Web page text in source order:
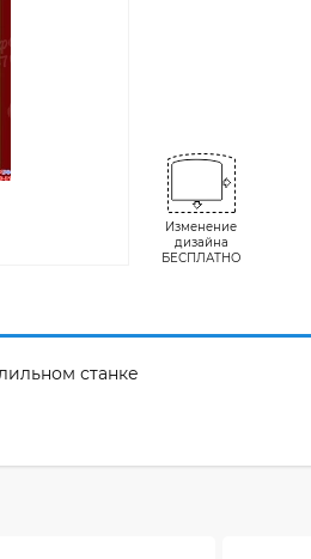
Изменение
дизайна
БЕСПЛАТНО
станке